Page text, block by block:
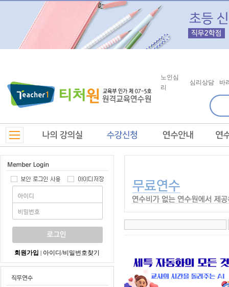
노인심
리
심리상담 바
회원가입 아이디/비밀번호찾기